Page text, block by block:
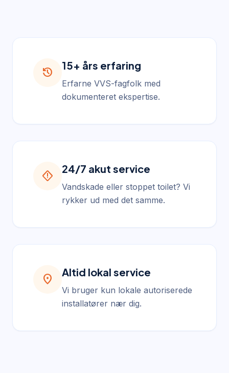
history
15+ års erfaring
Erfarne VVS-fagfolk med
dokumenteret ekspertise.
emergency_home
24/7 akut service
Vandskade eller stoppet toilet? Vi
rykker ud med det samme.
location_on
Altid lokal service
Vi bruger kun lokale autoriserede
installatører nær dig.